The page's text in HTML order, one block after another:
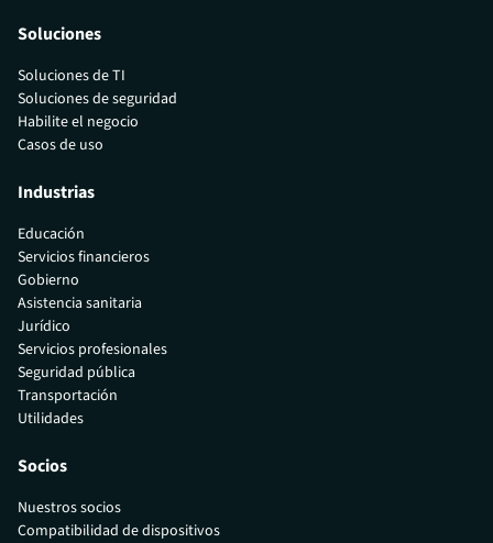
Soluciones
Soluciones de TI
Soluciones de seguridad
Habilite el negocio
Casos de uso
Industrias
Educación
Servicios financieros
Gobierno
Asistencia sanitaria
Jurídico
Servicios profesionales
Seguridad pública
Transportación
Utilidades
Socios
Nuestros socios
Compatibilidad de dispositivos